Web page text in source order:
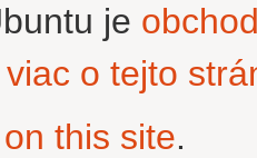
je
o tejto
this site.